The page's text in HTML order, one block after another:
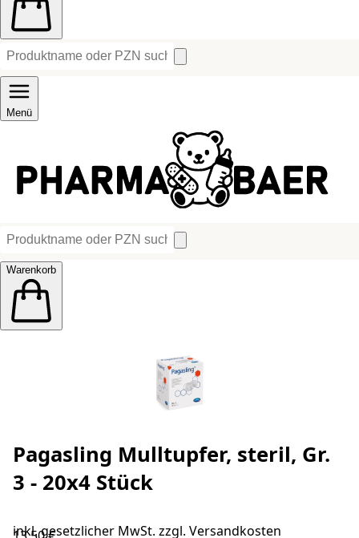
Menü
Warenkorb
Pagasling Mulltupfer, steril, Gr.
3 - 20x4 Stück
inkl. gesetzlicher MwSt. zzgl. Versandkosten